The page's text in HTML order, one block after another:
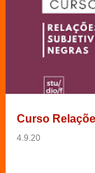
Curso
4.9.20